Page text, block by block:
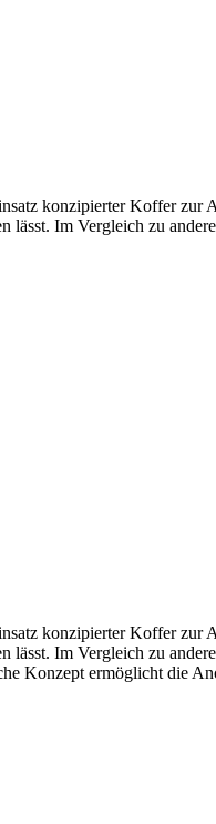
konzipierter Koffer zur
Im Vergleich zu
konzipierter Koffer zur
Im Vergleich zu
Konzept ermöglicht die